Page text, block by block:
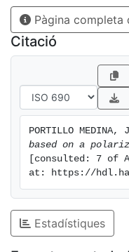
Pàgina completa
Citació
PORTILLO
based on a
[consulted: 7 of
at: https://
Estadístiques